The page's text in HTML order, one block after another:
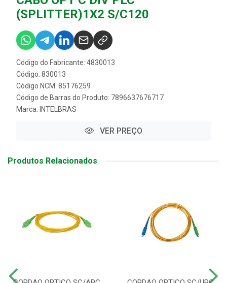
(SPLITTER)1X2 S/C120
Código do Fabricante: 4830013
Código: 830013
Código NCM: 85176259
Código de Barras do Produto: 7896637676717
Marca: INTELBRAS
VER PREÇO
Produtos Relacionados